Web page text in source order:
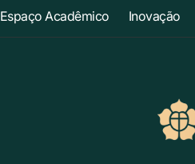
Espaço Acadêmico Inovação